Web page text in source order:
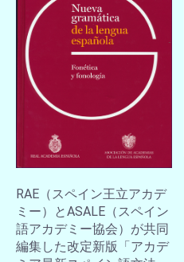
お買い物を続ける
RAE（スペイン王立アカデ
ミー）とASALE（スペイン
語アカデミー協会）が共同
編集した改定新版「アカデ